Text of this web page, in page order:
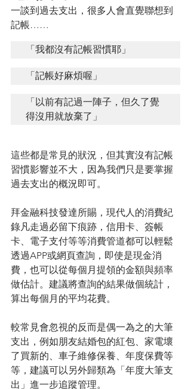
一談到過去支出，很多人會直覺聯想到
記帳……
「我都沒有記帳習慣耶」
「記帳好麻煩喔」
「以前有記過一陣子，但久了覺
得沒用就放棄了」
這些都是常見的狀況，但其實沒有記帳
習慣影響並不大，因為我們只是要掌握
過去支出的概況即可。
拜金融科技發達所賜，現代人的消費紀
錄凡走過必留下痕跡，信用卡、簽帳
卡、電子支付等等消費管道都可以輕鬆
透過APP或網頁查詢，即使是現金消
費，也可以從每個月提領的金額與頻率
做估計。建議將查詢的結果做個統計，
算出每個月的平均花費。
較常見會忽視的反而是偶一為之的大筆
支出，例如朋友結婚包的紅包、家電壞
了買新的、車子維修保養、年度保費等
等，建議可以另外歸類為「年度大筆支
出」進一步追蹤管理。